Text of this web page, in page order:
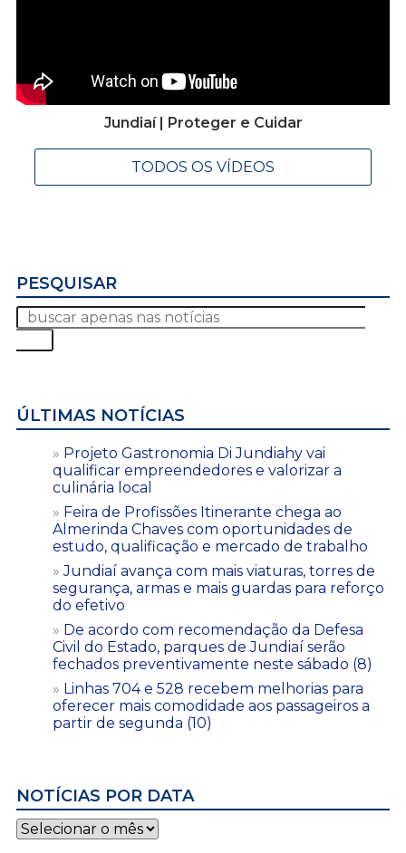
Jundiaí | Proteger e Cuidar
TODOS OS VÍDEOS
PESQUISAR
ÚLTIMAS NOTÍCIAS
Projeto Gastronomia Di Jundiahy vai
qualificar empreendedores e valorizar a
culinária local
Feira de Profissões Itinerante chega ao
Almerinda Chaves com oportunidades de
estudo, qualificação e mercado de trabalho
Jundiaí avança com mais viaturas, torres de
segurança, armas e mais guardas para reforço
do efetivo
De acordo com recomendação da Defesa
Civil do Estado, parques de Jundiaí serão
fechados preventivamente neste sábado (8)
Linhas 704 e 528 recebem melhorias para
oferecer mais comodidade aos passageiros a
partir de segunda (10)
NOTÍCIAS POR DATA
Notícias
por